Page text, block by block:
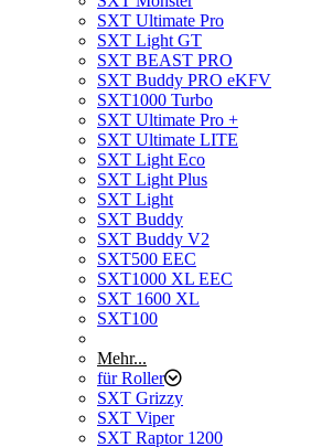
SXT Ultimate Pro
SXT Light GT
SXT BEAST PRO
SXT Buddy PRO eKFV
SXT1000 Turbo
SXT Ultimate Pro +
SXT Ultimate LITE
SXT Light Eco
SXT Light Plus
SXT Light
SXT Buddy
SXT Buddy V2
SXT500 EEC
SXT1000 XL EEC
SXT 1600 XL
SXT100
Mehr...
für Roller
SXT Grizzy
SXT Viper
SXT Raptor 1200